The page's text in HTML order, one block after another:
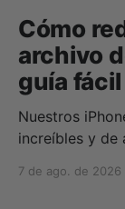
Cómo
archivo
guía
Nuestros
increíbles y de
cómo reducir
7 de ago. de 2026